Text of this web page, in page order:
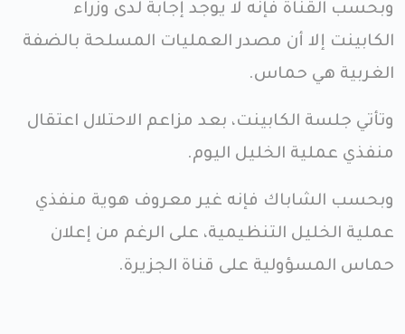
وبحسب القناة فإنه لا يوجد إجابة لدى وزراء
الكابينت إلا أن مصدر العمليات المسلحة بالضفة
الغربية هي حماس.
وتأتي جلسة الكابينت، بعد مزاعم الاحتلال اعتقال
منفذي عملية الخليل اليوم.
وبحسب الشاباك فإنه غير معروف هوية منفذي
عملية الخليل التنظيمية، على الرغم من إعلان
حماس المسؤولية على قناة الجزيرة.